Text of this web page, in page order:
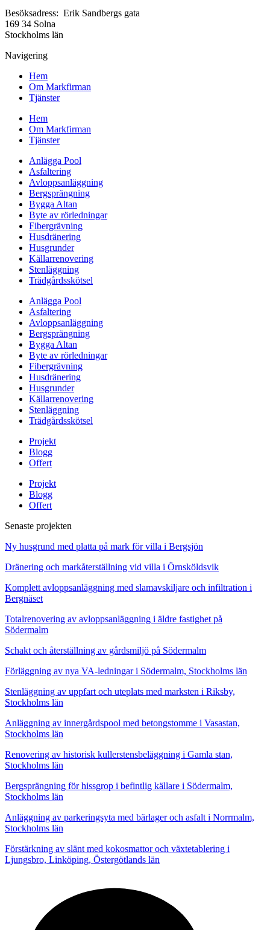
Besöksadress: Erik Sandbergs gata
169 34 Solna
Stockholms län
Navigering
Hem
Om Markfirman
Tjänster
Hem
Om Markfirman
Tjänster
Anlägga Pool
Asfaltering
Avloppsanläggning
Bergsprängning
Bygga Altan
Byte av rörledningar
Fibergrävning
Husdränering
Husgrunder
Källarrenovering
Stenläggning
Trädgårdsskötsel
Anlägga Pool
Asfaltering
Avloppsanläggning
Bergsprängning
Bygga Altan
Byte av rörledningar
Fibergrävning
Husdränering
Husgrunder
Källarrenovering
Stenläggning
Trädgårdsskötsel
Projekt
Blogg
Offert
Projekt
Blogg
Offert
Senaste projekten
Ny husgrund med platta på mark för villa i Bergsjön
Dränering och markåterställning vid villa i Örnsköldsvik
Komplett avloppsanläggning med slamavskiljare och infiltration i
Bergnäset
Totalrenovering av avloppsanläggning i äldre fastighet på
Södermalm
Schakt och återställning av gårdsmiljö på Södermalm
Förläggning av nya VA-ledningar i Södermalm, Stockholms län
Stenläggning av uppfart och uteplats med marksten i Riksby,
Stockholms län
Anläggning av innergårdspool med betongstomme i Vasastan,
Stockholms län
Renovering av historisk kullerstensbeläggning i Gamla stan,
Stockholms län
Bergsprängning för hissgrop i befintlig källare i Södermalm,
Stockholms län
Anläggning av parkeringsyta med bärlager och asfalt i Norrmalm,
Stockholms län
Förstärkning av slänt med kokosmattor och växtetablering i
Ljungsbro, Linköping, Östergötlands län